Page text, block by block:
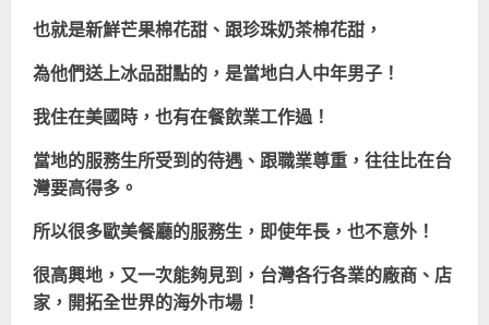
也就是新鮮芒果棉花甜、跟珍珠奶茶棉花甜，
為他們送上冰品甜點的，是當地白人中年男子！
我住在美國時，也有在餐飲業工作過！
當地的服務生所受到的待遇、跟職業尊重，往往比在台
灣要高得多。
所以很多歐美餐廳的服務生，即使年長，也不意外！
很高興地，又一次能夠見到，台灣各行各業的廠商、店
家，開拓全世界的海外市場！